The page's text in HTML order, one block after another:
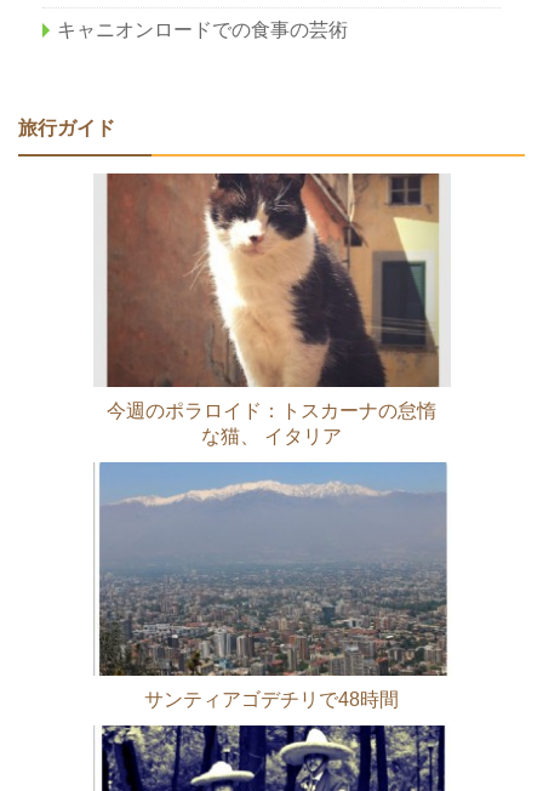
キャニオンロードでの食事の芸術
旅行ガイド
今週のポラロイド：トスカーナの怠惰
な猫、 イタリア
サンティアゴデチリで48時間